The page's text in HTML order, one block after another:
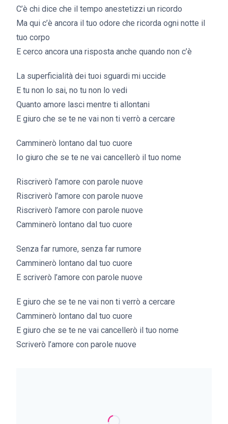
C’è chi dice che il tempo anestetizzi un ricordo
Ma qui c’è ancora il tuo odore che ricorda ogni notte il
tuo corpo
E cerco ancora una risposta anche quando non c’è
La superficialità dei tuoi sguardi mi uccide
E tu non lo sai, no tu non lo vedi
Quanto amore lasci mentre ti allontani
E giuro che se te ne vai non ti verrò a cercare
Camminerò lontano dal tuo cuore
Io giuro che se te ne vai cancellerò il tuo nome
Riscriverò l’amore con parole nuove
Riscriverò l’amore con parole nuove
Riscriverò l’amore con parole nuove
Camminerò lontano dal tuo cuore
Senza far rumore, senza far rumore
Camminerò lontano dal tuo cuore
E scriverò l’amore con parole nuove
E giuro che se te ne vai non ti verrò a cercare
Camminerò lontano dal tuo cuore
E giuro che se te ne vai cancellerò il tuo nome
Scriverò l’amore con parole nuove